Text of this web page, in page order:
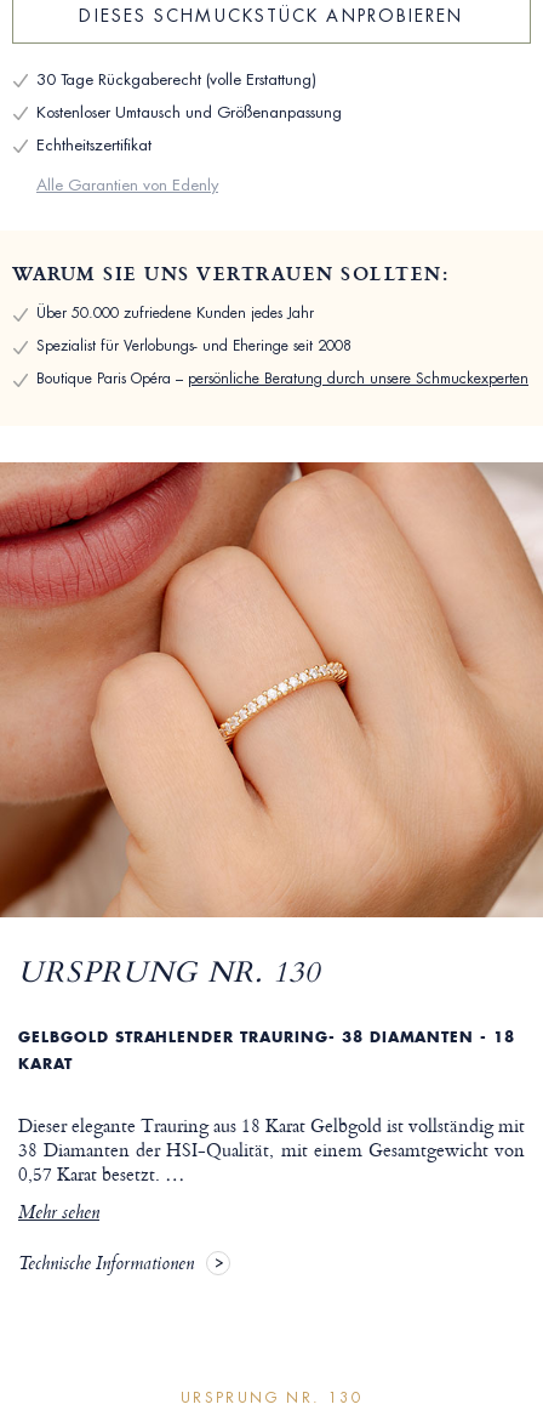
DIESES SCHMUCKSTÜCK ANPROBIEREN
30 Tage Rückgaberecht (volle Erstattung)
Kostenloser Umtausch und Größenanpassung
Echtheitszertifikat
Alle Garantien von Edenly
WARUM SIE UNS VERTRAUEN SOLLTEN:
Über 50.000 zufriedene Kunden jedes Jahr
Spezialist für Verlobungs- und Eheringe seit 2008
Boutique Paris Opéra – persönliche Beratung durch unsere Schmuckexperten
URSPRUNG NR. 130
GELBGOLD STRAHLENDER TRAURING- 38 DIAMANTEN - 18
KARAT
Dieser elegante Trauring aus 18 Karat Gelbgold ist vollständig mit
38 Diamanten der HSI-Qualität, mit einem Gesamtgewicht von
0,57 Karat besetzt. …
Mehr sehen
Technische Informationen
URSPRUNG NR. 130